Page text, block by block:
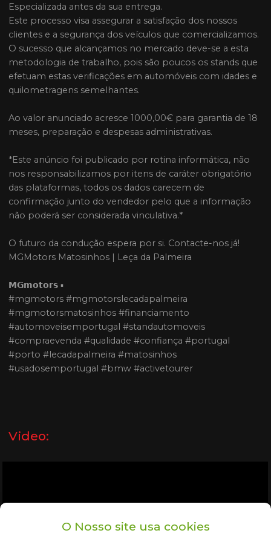
Especializada antes da sua entrega.
Este processo visa assegurar a satisfação dos nossos
clientes e a segurança dos veículos que comercializamos.
O sucesso que alcançamos no mercado deve-se a esta
metodologia de trabalho, pois são poucos os stands que
efetuam estas verificações em automóveis com idades e
quilometragens semelhantes.
Ao valor anunciado acresce 1000,00€ para garantia de 18
meses, preparação e despesas administrativas.
*Este anúncio foi publicado por rotina informática, não
nos responsabilizamos por itens de caráter obrigatório
das plataformas, todos os dados carecem de
confirmação junto do vendedor pelo que a informação
não poderá ser considerada vinculativa.*
O futuro da condução espera por si. Contacte-nos já!
MGMotors Matosinhos | Leça da Palmeira
𝗠𝗚𝗺𝗼𝘁𝗼𝗿𝘀 ▪
#mgmotors #mgmotorslecadapalmeira
#mgmotorsmatosinhos #financiamento
#automoveisemportugal #standautomoveis
#compraevenda #qualidade #confiança #portugal
#porto #lecadapalmeira #matosinhos
#usadosemportugal #bmw #activetourer
Video:
O Nosso site usa cookies